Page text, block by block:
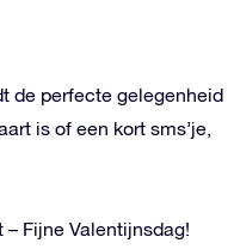
de perfecte gelegenheid
is of een kort sms’je,
Fijne Valentijnsdag!